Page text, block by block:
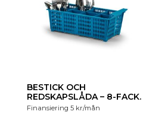
BESTICK OCH
REDSKAPSLÅDA – 8-FACK.
Finansiering 5 kr/mån